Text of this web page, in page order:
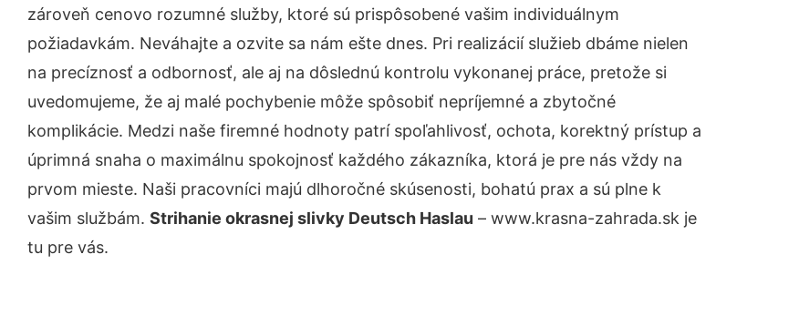
zároveň cenovo rozumné služby, ktoré sú prispôsobené vašim individuálnym
požiadavkám. Neváhajte a ozvite sa nám ešte dnes. Pri realizácií služieb dbáme nielen
na precíznosť a odbornosť, ale aj na dôslednú kontrolu vykonanej práce, pretože si
uvedomujeme, že aj malé pochybenie môže spôsobiť nepríjemné a zbytočné
komplikácie. Medzi naše firemné hodnoty patrí spoľahlivosť, ochota, korektný prístup a
úprimná snaha o maximálnu spokojnosť každého zákazníka, ktorá je pre nás vždy na
prvom mieste. Naši pracovníci majú dlhoročné skúsenosti, bohatú prax a sú plne k
vašim službám. Strihanie okrasnej slivky Deutsch Haslau – www.krasna-zahrada.sk je
tu pre vás.